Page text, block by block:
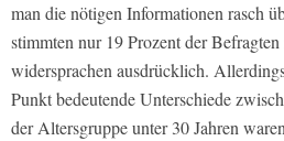
man die nötigen Informationen rasch
stimmten nur 19 Prozent der
widersprachen ausdrücklich.
Punkt bedeutende Unterschiede
der Altersgruppe unter 30 Jahren